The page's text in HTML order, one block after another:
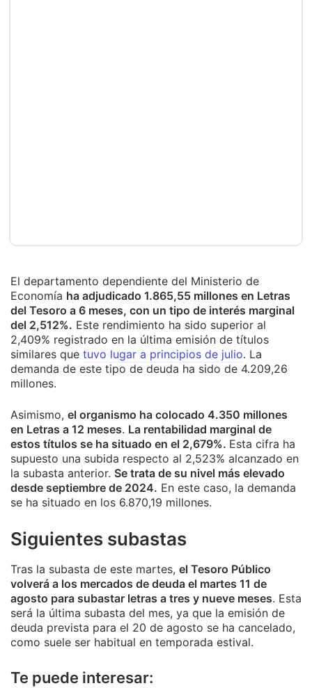
El departamento dependiente del Ministerio de
Economía ha adjudicado 1.865,55 millones en Letras
del Tesoro a 6 meses, con un tipo de interés marginal
del 2,512%. Este rendimiento ha sido superior al
2,409% registrado en la última emisión de títulos
similares que tuvo lugar a principios de julio. La
demanda de este tipo de deuda ha sido de 4.209,26
millones.
Asimismo, el organismo ha colocado 4.350 millones
en Letras a 12 meses. La rentabilidad marginal de
estos títulos se ha situado en el 2,679%. Esta cifra ha
supuesto una subida respecto al 2,523% alcanzado en
la subasta anterior. Se trata de su nivel más elevado
desde septiembre de 2024. En este caso, la demanda
se ha situado en los 6.870,19 millones.
Siguientes subastas
Tras la subasta de este martes, el Tesoro Público
volverá a los mercados de deuda el martes 11 de
agosto para subastar letras a tres y nueve meses. Esta
será la última subasta del mes, ya que la emisión de
deuda prevista para el 20 de agosto se ha cancelado,
como suele ser habitual en temporada estival.
Te puede interesar: